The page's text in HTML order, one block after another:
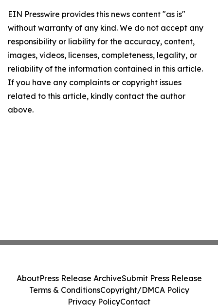
EIN Presswire provides this news content "as is"
without warranty of any kind. We do not accept any
responsibility or liability for the accuracy, content,
images, videos, licenses, completeness, legality, or
reliability of the information contained in this article.
If you have any complaints or copyright issues
related to this article, kindly contact the author
above.
AboutPress Release ArchiveSubmit Press Release
Terms & ConditionsCopyright/DMCA Policy
Privacy PolicyContact